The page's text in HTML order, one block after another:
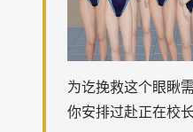
为讫挽救这个眼瞅
你安排过赴正在校长